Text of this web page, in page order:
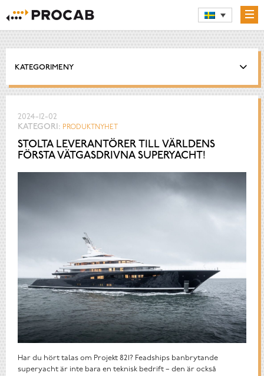
KATEGORIMENY
STOLTA LEVERANTÖRER TILL VÄRLDENS
FÖRSTA VÄTGASDRIVNA SUPERYACHT!
Har du hört talas om Projekt 821? Feadships banbrytande
superyacht är inte bara en teknisk bedrift – den är också
2024-12-02
KATEGORI: PRODUKTNYHET